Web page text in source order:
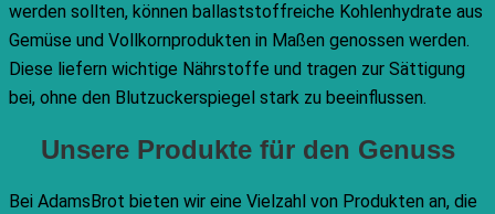
werden sollten, können ballaststoffreiche Kohlenhydrate aus
Gemüse und Vollkornprodukten in Maßen genossen werden.
Diese liefern wichtige Nährstoffe und tragen zur Sättigung
bei, ohne den Blutzuckerspiegel stark zu beeinflussen.
Unsere Produkte für den Genuss
Bei AdamsBrot bieten wir eine Vielzahl von Produkten an, die